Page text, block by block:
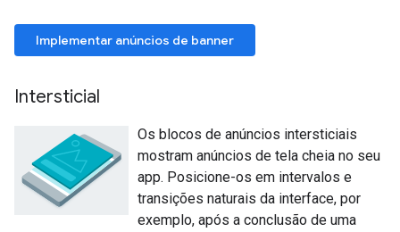
Implementar anúncios de banner
Intersticial
Os blocos de anúncios intersticiais
mostram anúncios de tela cheia no seu
app. Posicione-os em intervalos e
transições naturais da interface, por
exemplo, após a conclusão de uma